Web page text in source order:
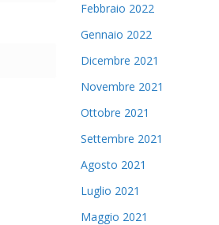
Febbraio 2022
Gennaio 2022
Dicembre 2021
Novembre 2021
Ottobre 2021
Settembre 2021
Agosto 2021
Luglio 2021
Maggio 2021